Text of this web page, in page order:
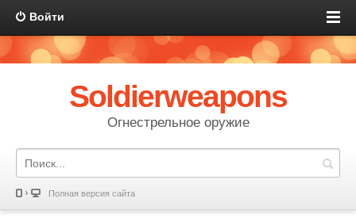
Войти
Soldierweapons
Огнестрельное оружие
Полная версия сайта